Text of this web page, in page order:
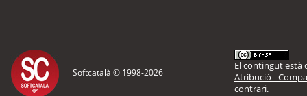
Softcatalà © 1998-2026
El contingut està
Atribució -
contrari.